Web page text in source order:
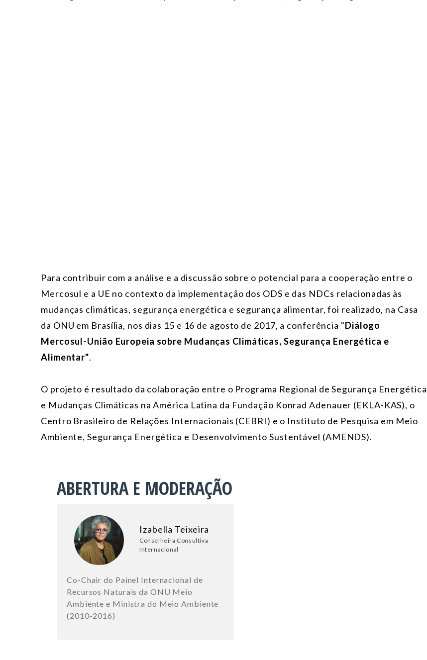
Para contribuir com a análise e a discussão sobre o potencial para a cooperação entre o
Mercosul e a UE no contexto da implementação dos ODS e das NDCs relacionadas às
mudanças climáticas, segurança energética e segurança alimentar, foi realizado, na Casa
da ONU em Brasília, nos dias 15 e 16 de agosto de 2017, a conferência "Diálogo
Mercosul-União Europeia sobre Mudanças Climáticas, Segurança Energética e
Alimentar".
O projeto é resultado da colaboração entre o Programa Regional de Segurança Energética
e Mudanças Climáticas na América Latina da Fundação Konrad Adenauer (EKLA-KAS), o
Centro Brasileiro de Relações Internacionais (CEBRI) e o Instituto de Pesquisa em Meio
Ambiente, Segurança Energética e Desenvolvimento Sustentável (AMENDS).
ABERTURA E MODERAÇÃO
Izabella Teixeira
Conselheira Consultiva
Internacional
Co-Chair do Painel Internacional de
Recursos Naturais da ONU Meio
Ambiente e Ministra do Meio Ambiente
(2010-2016)